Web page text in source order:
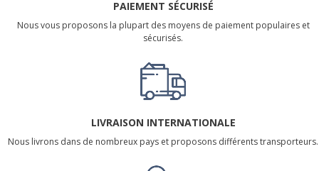
PAIEMENT SÉCURISÉ
Nous vous proposons la plupart des moyens de paiement populaires et
sécurisés.
LIVRAISON INTERNATIONALE
Nous livrons dans de nombreux pays et proposons différents transporteurs.